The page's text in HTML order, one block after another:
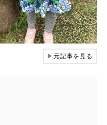
▶元記事を見る